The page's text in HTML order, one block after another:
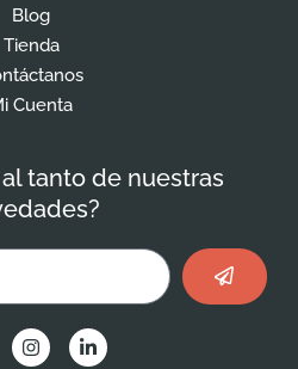
Blog
Tienda
Cuenta
tanto de nuestras
Enviar
I
n
L
i